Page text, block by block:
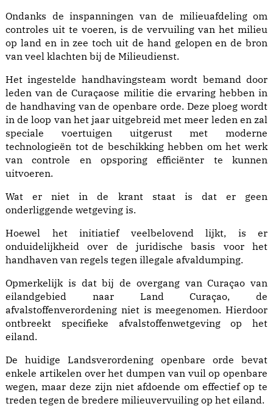
Ondanks de inspanningen van de milieuafdeling om
controles uit te voeren, is de vervuiling van het milieu
op land en in zee toch uit de hand gelopen en de bron
van veel klachten bij de Milieudienst.
Het ingestelde handhavingsteam wordt bemand door
leden van de Curaçaose militie die ervaring hebben in
de handhaving van de openbare orde. Deze ploeg wordt
in de loop van het jaar uitgebreid met meer leden en zal
speciale voertuigen uitgerust met moderne
technologieën tot de beschikking hebben om het werk
van controle en opsporing efficiënter te kunnen
uitvoeren.
Wat er niet in de krant staat is dat er geen
onderliggende wetgeving is.
Hoewel het initiatief veelbelovend lijkt, is er
onduidelijkheid over de juridische basis voor het
handhaven van regels tegen illegale afvaldumping.
Opmerkelijk is dat bij de overgang van Curaçao van
eilandgebied naar Land Curaçao, de
afvalstoffenverordening niet is meegenomen. Hierdoor
ontbreekt specifieke afvalstoffenwetgeving op het
eiland.
De huidige Landsverordening openbare orde bevat
enkele artikelen over het dumpen van vuil op openbare
wegen, maar deze zijn niet afdoende om effectief op te
treden tegen de bredere milieuvervuiling op het eiland.